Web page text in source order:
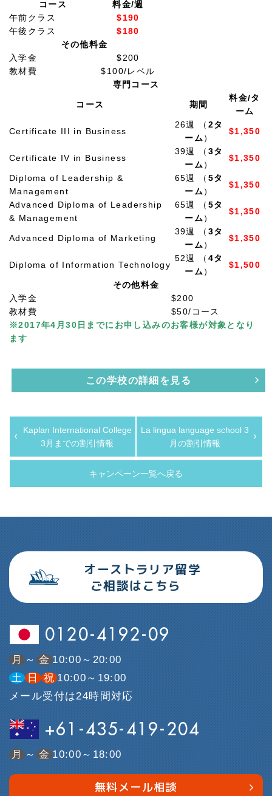
コース
料金/週
午前クラス
$190
午後クラス
$180
その他料金
入学金
$200
教材費
$100/レベル
専門コース
コース 期間
料金/タ
ーム
Certificate III in Business
26週 （ 2タ
ーム ）
$1,350
Certificate IV in Business
39週 （ 3タ
ーム ）
$1,350
Diploma of Leadership &
Management
65週 （ 5タ
ーム ）
$1,350
Advanced Diploma of Leadership
& Management
65週 （ 5タ
ーム ）
$1,350
Advanced Diploma of Marketing
39週 （ 3タ
ーム ）
$1,350
Diploma of Information Technology
52週 （ 4タ
ーム ）
$1,500
その他料金
入学金
$200
教材費
$50/コース
※2017年4月30日までにお申し込みのお客様が対象となり
ます
この学校の詳細を見る
Kaplan International College
3月までの割引情報
キャンペーン一覧へ戻る
La lingua language school 3
月の割引情報
オーストラリア留学
ご相談はこちら
0120-4192-09
月 ～ 金 10:00～20:00
土
日 祝 10:00～19:00
メール受付は24時間対応
+61-435-419-204
月 ～ 金 10:00～18:00
無料メール相談